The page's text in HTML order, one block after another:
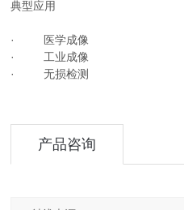
典型应用
· 医学成像
· 工业成像
· 无损检测
产品咨询